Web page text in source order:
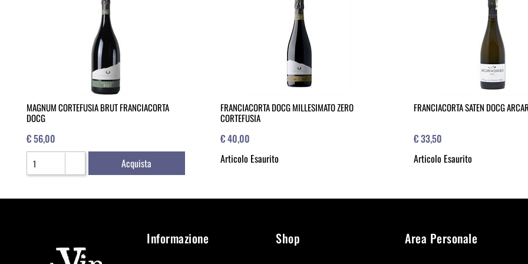
MAGNUM CORTEFUSIA BRUT FRANCIACORTA
DOCG
€ 56,00
Quantità
Acquista
FRANCIACORTA DOCG MILLESIMATO ZERO
CORTEFUSIA
€ 40,00
Articolo Esaurito
FRANCIACORTA SATEN DOCG
€ 33,50
Articolo Esaurito
Informazione Shop Area Personale